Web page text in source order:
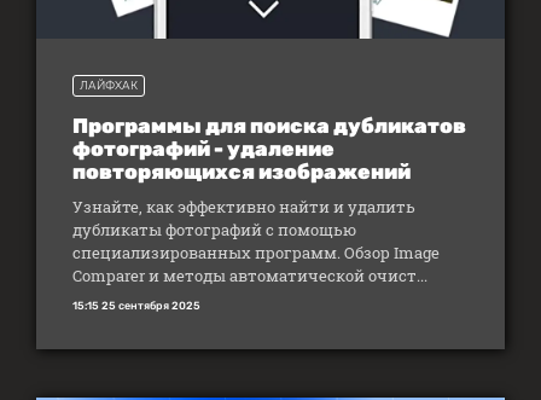
ЛАЙФХАК
Программы для поиска дубликатов
фотографий - удаление
повторяющихся изображений
Узнайте, как эффективно найти и удалить
дубликаты фотографий с помощью
специализированных программ. Обзор Image
Comparer и методы автоматической очист...
15:15 25 сентября 2025